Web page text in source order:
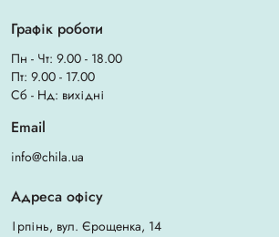
Графік роботи
Пн - Чт: 9.00 - 18.00
Пт: 9.00 - 17.00
Сб - Нд: вихідні
Email
info@chila.ua
Адреса офісу
Ірпінь, вул. Єрощенка, 14